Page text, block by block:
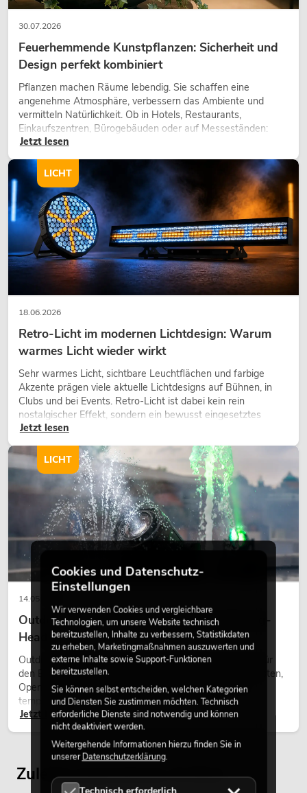
30.07.2026
Feuerhemmende Kunstpflanzen: Sicherheit und
Design perfekt kombiniert
Pflanzen machen Räume lebendig. Sie schaffen eine
angenehme Atmosphäre, verbessern das Ambiente und
vermitteln Natürlichkeit. Ob in Hotels, Restaurants,
Einkaufszentren, Bürogebäuden oder auf Messeständen:
eine hochwertige Begrünung gehört heute längst zum
Jetzt lesen
18.06.2026
Retro-Licht im modernen Lichtdesign: Warum
warmes Licht wieder wirkt
Sehr warmes Licht, sichtbare Leuchtflächen und farbige
Akzente prägen viele aktuelle Lichtdesigns auf Bühnen, in
Clubs und bei Events. Retro-Licht ist dabei kein rein
nostalgischer Effekt, sondern ein bewusst eingesetztes
Gestaltungsmittel: Es schafft Atmosphäre, gibt Szenen
wirken lassen.
Jetzt lesen
LICHT
14.05.2026
Outdoor Moving-Heads: Wetterfeste Moving-
Heads bei Events
Outdoor Moving-Heads sind bewegliche Scheinwerfer für
den Einsatz im Freien. Sie werden bei Festivals, Stadtfesten,
Open-Air-Konzerten, Architekturinszenierungen und
temporären Außeninstallationen eingesetzt.
Jetzt lesen
LICHT
Zuletzt angesehene Artikel
Cookies und Datenschutz-
Einstellungen
Wir verwenden Cookies und vergleichbare
Technologien, um unsere Website technisch
bereitzustellen, Inhalte zu verbessern, Statistikdaten
zu erheben, Marketingmaßnahmen auszuwerten und
externe Inhalte sowie Support-Funktionen
bereitzustellen.
Sie können selbst entscheiden, welchen Kategorien
und Diensten Sie zustimmen möchten. Technisch
erforderliche Dienste sind notwendig und können
nicht deaktiviert werden.
Weitergehende Informationen hierzu finden Sie in
unsererDatenschutzerklärung.